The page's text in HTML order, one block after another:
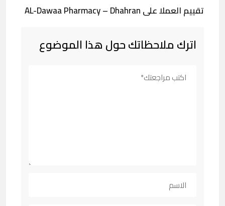
تقييم العملا على AL-Dawaa Pharmacy – Dhahran
اترك ملاحظاتك حول هذا الموضوع